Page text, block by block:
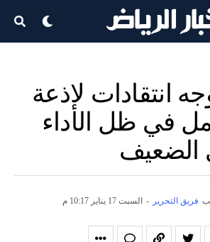
انتقادات لاذعة
في ظل الأداء
الضعيف
فريق التحرير - السبت 17 يناير 10:17 م